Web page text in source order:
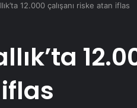
12.000 çalışanı riske atan iflas